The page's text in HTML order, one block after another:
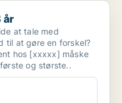
år
at tale med
til at gøre en forskel?
hos [xxxxx] måske
og største..